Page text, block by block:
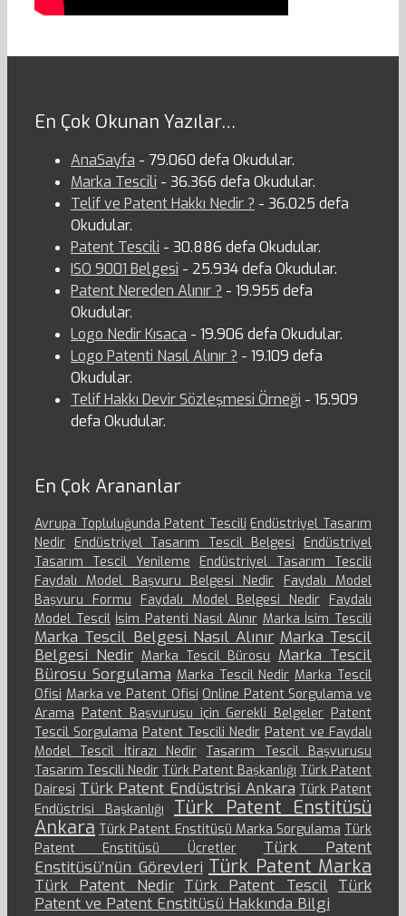
En Çok Okunan Yazılar…
AnaSayfa - 79.060 defa Okudular.
Marka Tescili - 36.366 defa Okudular.
Telif ve Patent Hakkı Nedir ? - 36.025 defa
Okudular.
Patent Tescili - 30.886 defa Okudular.
ISO 9001 Belgesi - 25.934 defa Okudular.
Patent Nereden Alınır ? - 19.955 defa
Okudular.
Logo Nedir Kısaca - 19.906 defa Okudular.
Logo Patenti Nasıl Alınır ? - 19.109 defa
Okudular.
Telif Hakkı Devir Sözleşmesi Örneği - 15.909
defa Okudular.
En Çok Arananlar
Avrupa Topluluğunda Patent Tescili Endüstriyel Tasarım
Nedir Endüstriyel Tasarım Tescil Belgesi
Endüstriyel
Tasarım Tescil Yenileme
Endüstriyel Tasarım Tescili
Faydalı Model Başvuru Belgesi Nedir
Faydalı Model
Başvuru Formu
Faydalı Model Belgesi Nedir Faydalı
Model Tescil İsim Patenti Nasıl Alınır Marka İsim Tescili
Marka Tescil Belgesi Nasıl Alınır Marka Tescil
Belgesi Nedir Marka Tescil Bürosu Marka Tescil
Bürosu Sorgulama Marka Tescil Nedir Marka Tescil
Ofisi Marka ve Patent Ofisi Online Patent Sorgulama ve
Arama Patent Başvurusu için Gerekli Belgeler Patent
Tescil Sorgulama Patent Tescili Nedir Patent ve Faydalı
Model Tescil İtirazı Nedir Tasarım Tescil Başvurusu
Tasarım Tescili Nedir Türk Patent Başkanlığı Türk Patent
Dairesi Türk Patent Endüstrisi Ankara Türk Patent
Endüstrisi Başkanlığı
Türk Patent Enstitüsü
Ankara Türk Patent Enstitüsü Marka Sorgulama Türk
Patent Enstitüsü Ücretler
Türk Patent
Enstitüsü’nün Görevleri Türk Patent Marka
Türk Patent Nedir Türk Patent Tescil Türk
Patent ve Patent Enstitüsü Hakkında Bilgi